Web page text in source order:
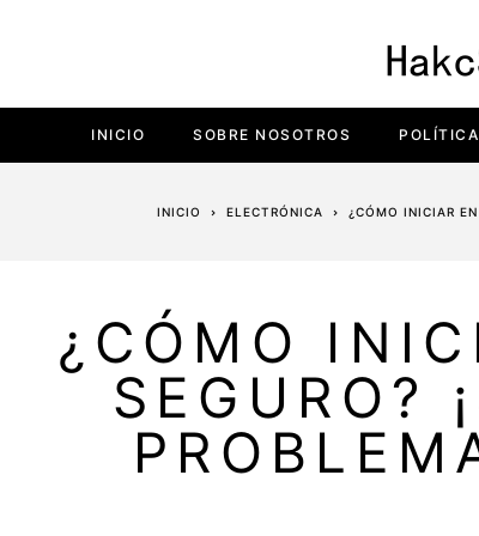
INICIO SOBRE NOSOTROS
INICIO ELECTRÓNICA ¿CÓMO INICIAR
¿CÓMO
SEGURO?